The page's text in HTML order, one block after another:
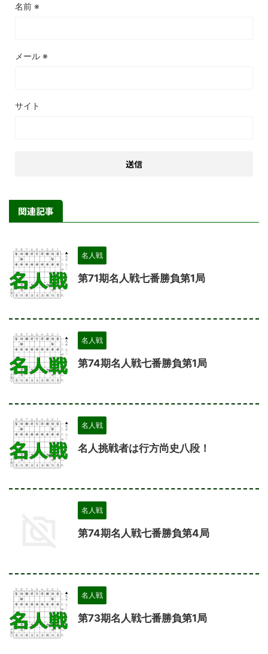
名前 ※
メール ※
サイト
関連記事
名人戦
第71期名人戦七番勝負第1局
名人戦
第74期名人戦七番勝負第1局
名人戦
名人挑戦者は行方尚史八段！
名人戦
第74期名人戦七番勝負第4局
名人戦
第73期名人戦七番勝負第1局